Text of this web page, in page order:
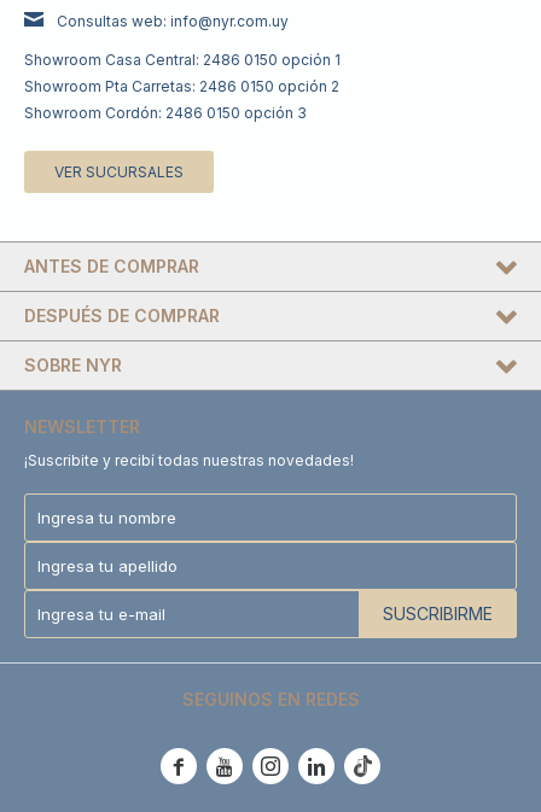
Consultas web: info@nyr.com.uy
Showroom Casa Central: 2486 0150 opción 1
Showroom Pta Carretas: 2486 0150 opción 2
Showroom Cordón: 2486 0150 opción 3
VER SUCURSALES
DESPUÉS DE COMPRAR
SOBRE NYR
ANTES DE COMPRAR
NEWSLETTER
¡Suscribite y recibí todas nuestras novedades!
SUSCRIBIRME
SEGUINOS EN REDES
    